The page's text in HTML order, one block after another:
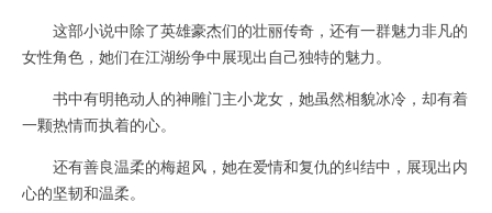
这部小说中除了英雄豪杰们的壮丽传奇，还有一群魅力非凡的
女性角色，她们在江湖纷争中展现出自己独特的魅力。
书中有明艳动人的神雕门主小龙女，她虽然相貌冰冷，却有着
一颗热情而执着的心。
还有善良温柔的梅超风，她在爱情和复仇的纠结中，展现出内
心的坚韧和温柔。